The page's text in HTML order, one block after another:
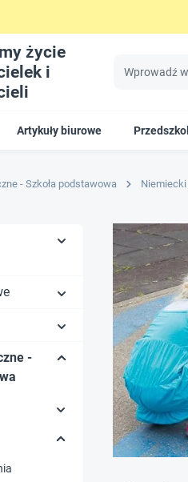
życie
i
Artykuły biurowe
- Szkoła podstawowa Niemiecki
-